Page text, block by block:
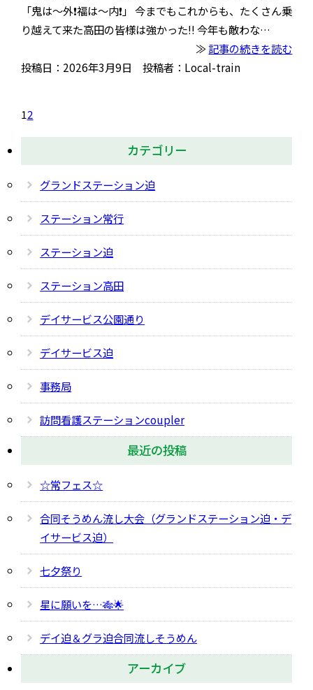
「鬼は〜外❗️福は〜内❗️」 今までもこれからも、たくさん乗
り越えて来た高田の皆様は強かった‼️ 今年も敵わな…
≫記事の続きを読む
投稿日：2026年3月9日 投稿者：Local-train
12
カテゴリー
グランドステーション迫
ステーション常行
ステーション迫
ステーション高田
デイサービス公園通り
デイサービス迫
事務局
訪問看護ステーションcoupler
最近の投稿
☆常フェス☆
合同そうめん流し大会（グランドステーション迫・デ
イサービス迫）
七夕祭り
星に願いを…🎋🌟
デイ迫＆グラ迫合同流しそうめん
アーカイブ